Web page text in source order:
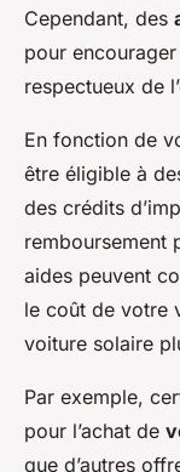
Cependant, des
pour
respectueux de
En fonction de
être éligible à
des crédits
remboursement
aides peuvent
le coût de votre
voiture solaire
Par exemple,
pour l’achat de
que d’autres